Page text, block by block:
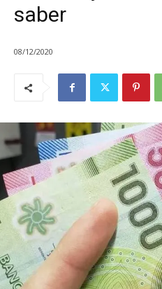
saber
08/12/2020